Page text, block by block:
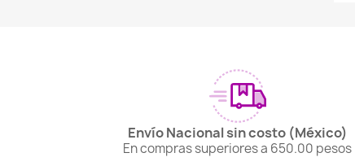
Envío Nacional sin costo (México)
En compras superiores a 650.00 pesos